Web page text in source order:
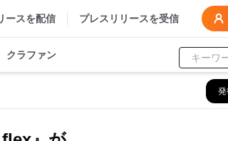
ースを配信 プレスリリースを受信
クラファン